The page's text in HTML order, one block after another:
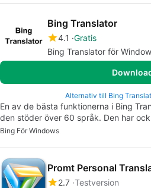
Bing Translator
4.1 Gratis
Bing Translator för
Alternativ till Bing
En av de bästa funktionerna i Bing
den stöder över 60 språk. Den har
Bing För Windows
Promt Personal
2.7 Testversion